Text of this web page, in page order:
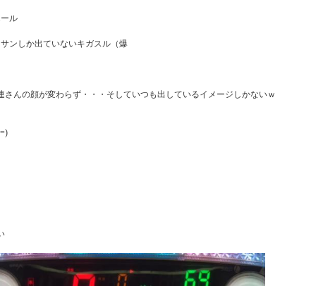
ル
ンしか出ていないキガスル（爆
さんの顔が変わらず・・・そしていつも出しているイメージしかないｗ